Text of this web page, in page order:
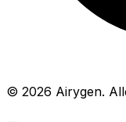
© 2026 Airygen.